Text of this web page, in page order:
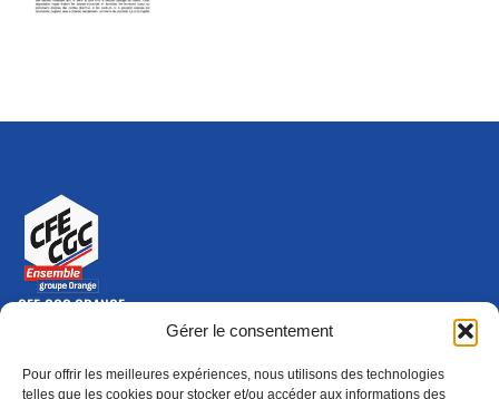
Gérer le consentement
Pour offrir les meilleures expériences, nous utilisons des technologies
telles que les cookies pour stocker et/ou accéder aux informations des
CFE-CGC ORANGE
10-12 rue Saint Amand, 75015 Paris Cedex 15
Nous contacter
01 46 79 28 74